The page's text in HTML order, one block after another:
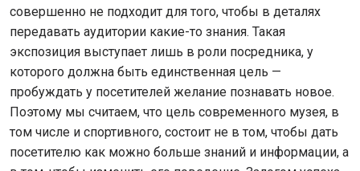
совершенно не подходит для того, чтобы в деталях
передавать аудитории какие-то знания. Такая
экспозиция выступает лишь в роли посредника, у
которого должна быть единственная цель —
пробуждать у посетителей желание познавать новое.
Поэтому мы считаем, что цель современного музея, в
том числе и спортивного, состоит не в том, чтобы дать
посетителю как можно больше знаний и информации, а